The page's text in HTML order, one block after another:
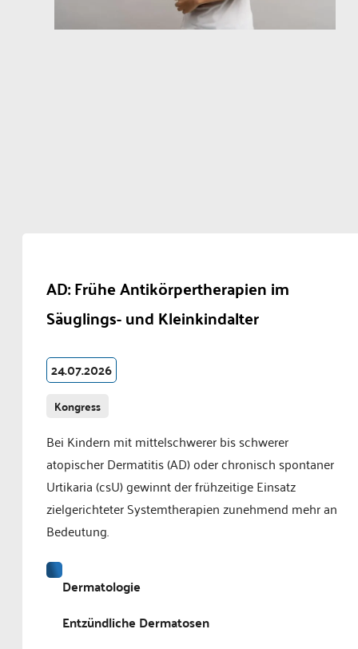
AD: Frühe Antikörpertherapien im
Säuglings- und Kleinkindalter
24.07.2026
Kongress
Bei Kindern mit mittelschwerer bis schwerer
atopischer Dermatitis (AD) oder chronisch spontaner
Urtikaria (csU) gewinnt der frühzeitige Einsatz
zielgerichteter Systemtherapien zunehmend mehr an
Bedeutung.
Dermatologie
Entzündliche Dermatosen